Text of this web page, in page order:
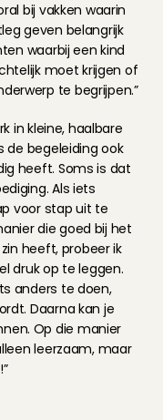
bij vakken waarin
geven belangrijk
waarbij een kind
moet krijgen of
te begrijpen.”
in kleine, haalbare
de begeleiding ook
heeft. Soms is dat
Als iets
voor stap uit te
die goed bij het
heeft, probeer ik
druk op te leggen.
anders te doen,
Daarna kan je
Op die manier
leerzaam, maar